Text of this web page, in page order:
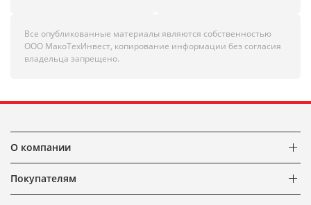
Все опубликованные материалы являются собственностью
ООО МакоТехИнвест, копирование информации без согласия
владельца запрещено.
О компании
Покупателям